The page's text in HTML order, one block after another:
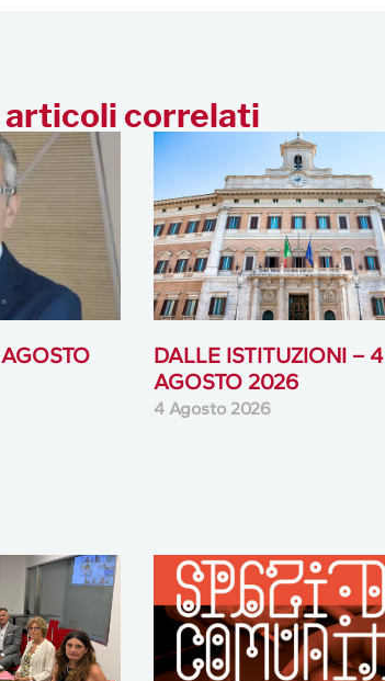
correlati
DALLE ISTITUZIONI – 4
AGOSTO 2026
4 Agosto 2026